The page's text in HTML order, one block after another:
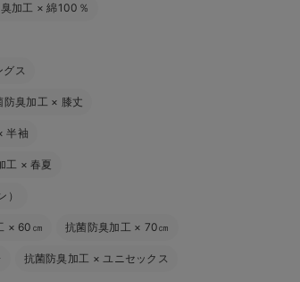
加工 ×綿100％
グス
防臭加工 × 膝丈
半袖
工 ×春夏
× 60㎝ 抗菌防臭加工 × 70㎝
抗菌防臭加工 ×ユニセックス